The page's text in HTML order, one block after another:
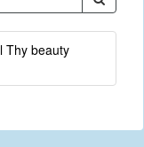
Thy beauty